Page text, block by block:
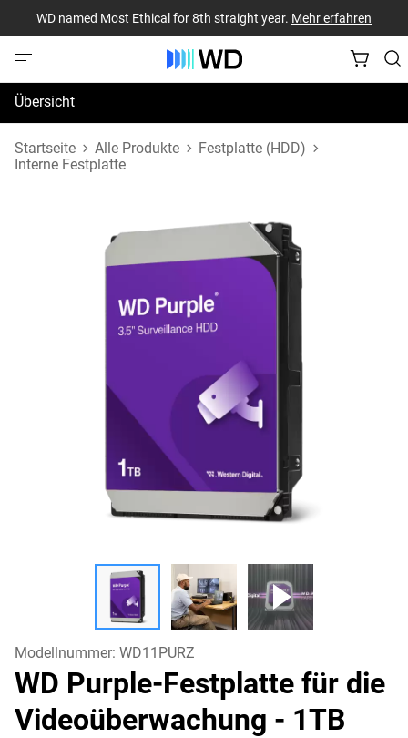
WD named Most Ethical for 8th straight year. Mehr erfahren
Übersicht
Technische Daten
Startseite Alle Produkte
Festplatte (HDD)
Interne Festplatte
Modellnummer: WD11PURZ
WD Purple-Festplatte für die
Videoüberwachung - 1TB